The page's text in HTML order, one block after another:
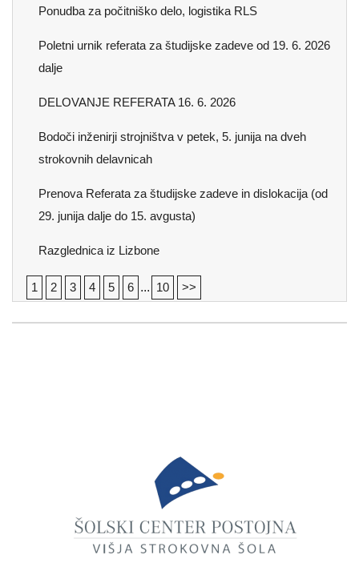
Ponudba za počitniško delo, logistika RLS
Poletni urnik referata za študijske zadeve od 19. 6. 2026
dalje
DELOVANJE REFERATA 16. 6. 2026
Bodoči inženirji strojništva v petek, 5. junija na dveh
strokovnih delavnicah
Prenova Referata za študijske zadeve in dislokacija (od
29. junija dalje do 15. avgusta)
Razglednica iz Lizbone
1 2 3 4 5 6 ... 10 >>